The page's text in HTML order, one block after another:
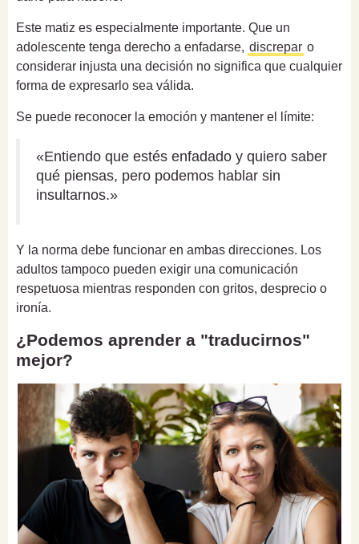
Este matiz es especialmente importante. Que un
adolescente tenga derecho a enfadarse, discrepar o
considerar injusta una decisión no significa que cualquier
forma de expresarlo sea válida.
Se puede reconocer la emoción y mantener el límite:
«Entiendo que estés enfadado y quiero saber
qué piensas, pero podemos hablar sin
insultarnos.»
Y la norma debe funcionar en ambas direcciones. Los
adultos tampoco pueden exigir una comunicación
respetuosa mientras responden con gritos, desprecio o
ironía.
¿Podemos aprender a "traducirnos"
mejor?